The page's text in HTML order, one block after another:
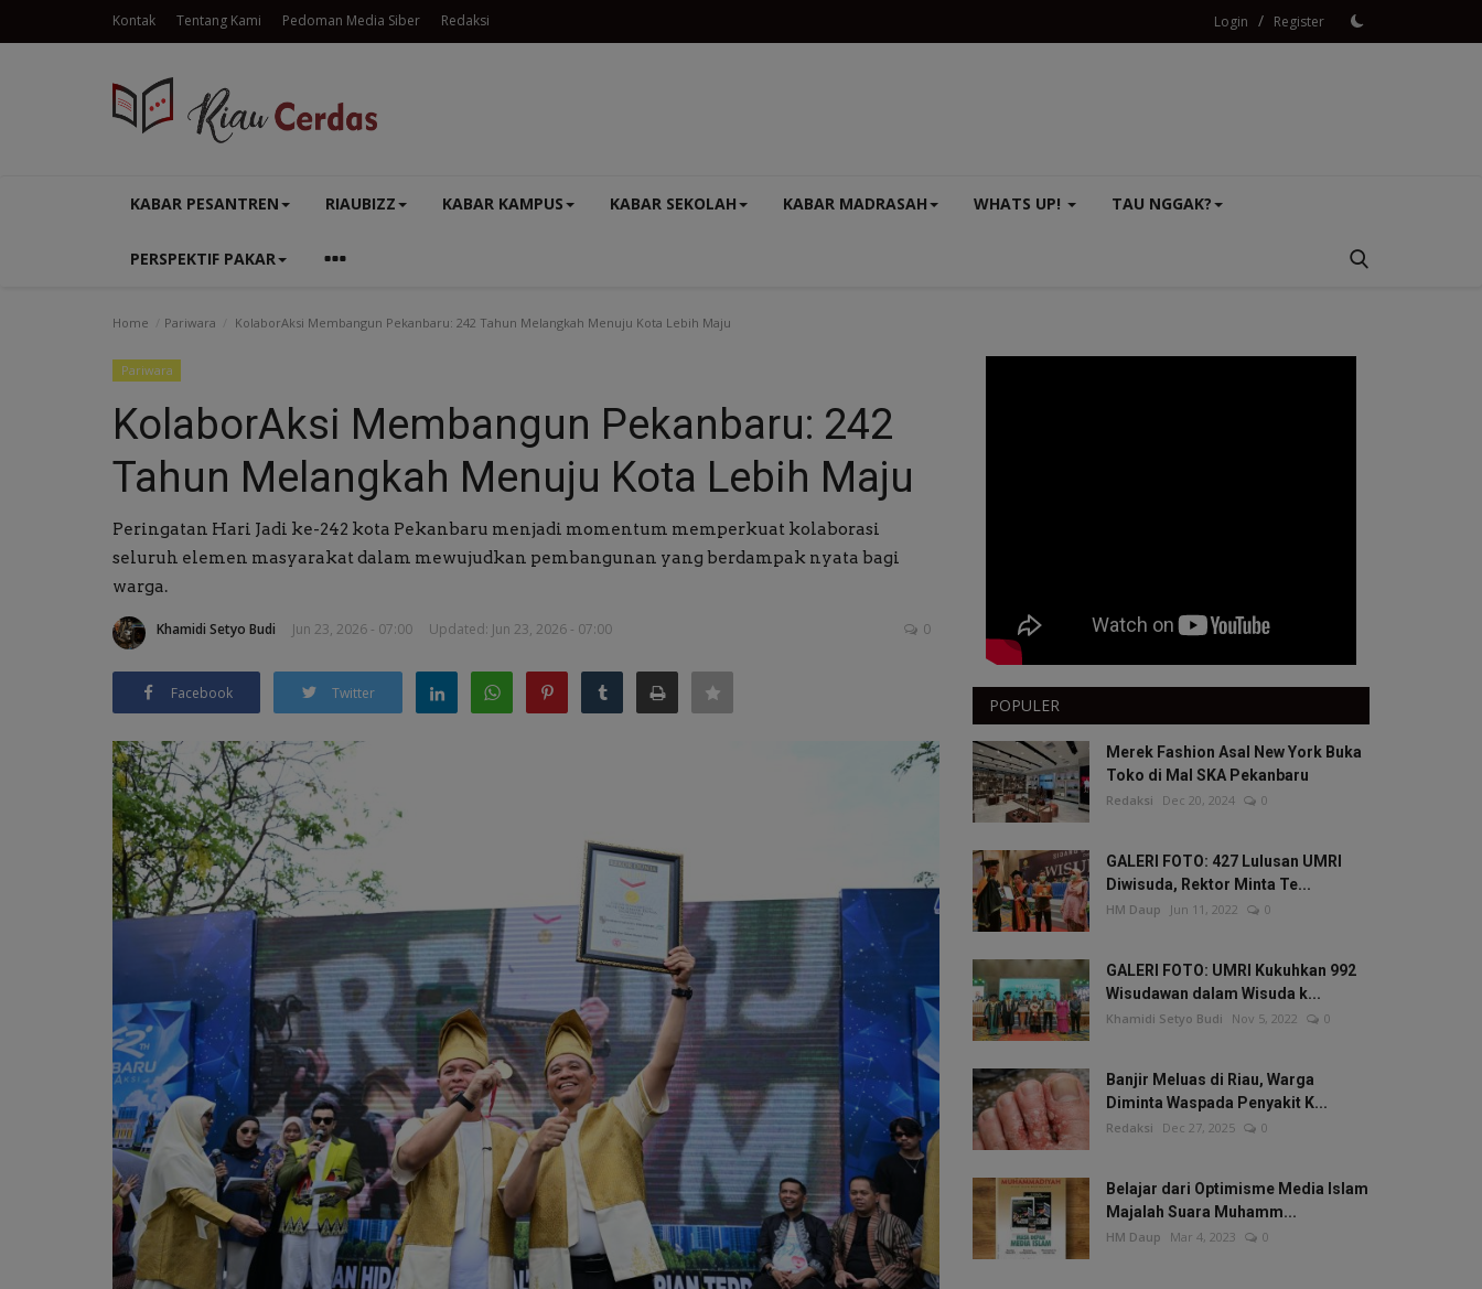
Kontak Tentang Kami Pedoman Media Siber Redaksi Login / Register
KABAR PESANTREN RIAUBIZZ KABAR KAMPUS KABAR SEKOLAH KABAR MADRASAH WHATS UP! TAU NGGAK?
PERSPEKTIF PAKAR
Home Pariwara KolaborAksi Membangun Pekanbaru: 242 Tahun Melangkah Menuju Kota Lebih Maju
Pariwara
KolaborAksi Membangun Pekanbaru: 242
Tahun Melangkah Menuju Kota Lebih Maju
Peringatan Hari Jadi ke-242 kota Pekanbaru menjadi momentum memperkuat kolaborasi
seluruh elemen masyarakat dalam mewujudkan pembangunan yang berdampak nyata bagi
warga.
Khamidi Setyo Budi Jun 23, 2026 - 07:00 Updated: Jun 23, 2026 - 07:00 0
Facebook Twitter
POPULER
Merek Fashion Asal New York Buka
Toko di Mal SKA Pekanbaru
Redaksi Dec 20, 2024 0
GALERI FOTO: 427 Lulusan UMRI
Diwisuda, Rektor Minta Te...
HM Daup Jun 11, 2022 0
GALERI FOTO: UMRI Kukuhkan 992
Wisudawan dalam Wisuda k...
Khamidi Setyo Budi Nov 5, 2022 0
Banjir Meluas di Riau, Warga
Diminta Waspada Penyakit K...
Redaksi Dec 27, 2025 0
Belajar dari Optimisme Media Islam
Majalah Suara Muhamm...
HM Daup Mar 4, 2023 0